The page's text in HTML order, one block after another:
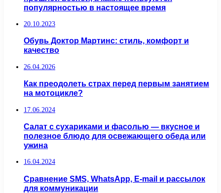
популярностью в настоящее время
20.10.2023
Обувь Доктор Мартинс: стиль, комфорт и
качество
26.04.2026
Как преодолеть страх перед первым занятием
на мотоцикле?
17.06.2024
Салат с сухариками и фасолью — вкусное и
полезное блюдо для освежающего обеда или
ужина
16.04.2024
Сравнение SMS, WhatsApp, E-mail и рассылок
для коммуникации